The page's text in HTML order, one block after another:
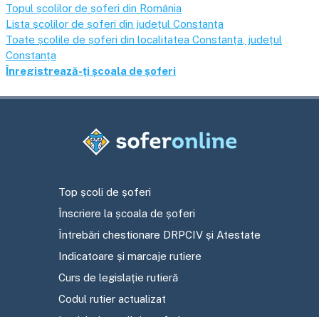
Topul școlilor de șoferi din România
Lista școlilor de șoferi din județul Constanța
Toate școlile de șoferi din localitatea Constanța , județul
Constanța
Înregistrează-ți școala de șoferi
Top școli de șoferi
Înscriere la școala de șoferi
Întrebări chestionare DRPCIV și Atestate
Indicatoare și marcaje rutiere
Curs de legislație rutieră
Codul rutier actualizat